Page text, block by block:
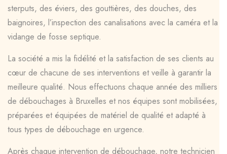
sterputs, des éviers, des gouttières, des douches, des
baignoires, l’inspection des canalisations avec la caméra et la
vidange de fosse septique.
La société a mis la fidélité et la satisfaction de ses clients au
cœur de chacune de ses interventions et veille à garantir la
meilleure qualité. Nous effectuons chaque année des milliers
de débouchages à Bruxelles et nos équipes sont mobilisées,
préparées et équipées de matériel de qualité et adapté à
tous types de débouchage en urgence.
Après chaque intervention de débouchage, notre technicien